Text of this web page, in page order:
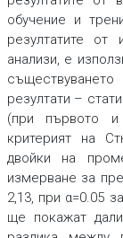
обучение и
резултатите от
анализи, е
резултати –
(при първото и
критерият на
двойки на
измерване за
2,13, при α=0.05
ще покажат